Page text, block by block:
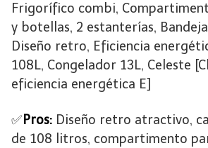
Frigorífico combi,
y botellas, 2 estanterías,
Diseño retro, Eficiencia
108L, Congelador 13L, Celeste
eficiencia energética E]
✅ Pros: Diseño retro atractivo,
de 108 litros, compartimento